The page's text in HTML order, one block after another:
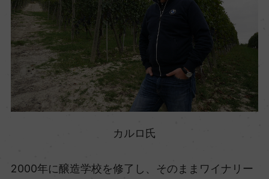
カルロ氏
2000年に醸造学校を修了し、そのままワイナリー